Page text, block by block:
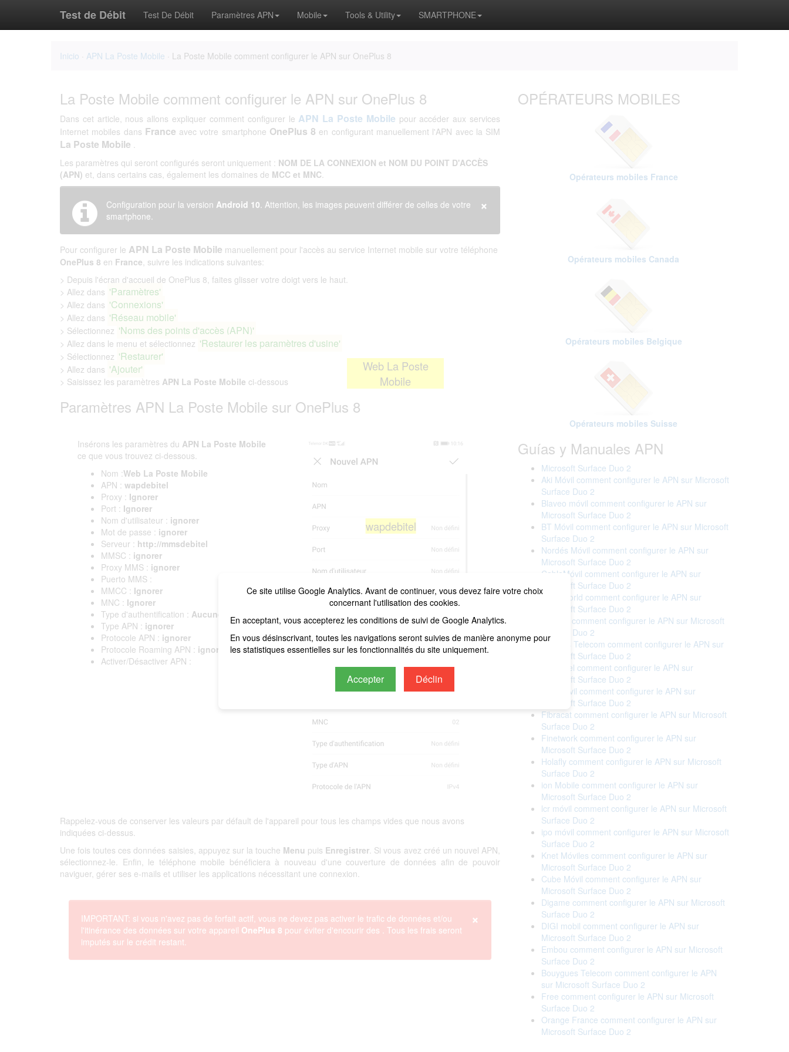
Ce site utilise Google Analytics. Avant de continuer, vous devez faire votre choix
concernant l'utilisation des cookies.
En acceptant, vous accepterez les conditions de suivi de Google Analytics.
En vous désinscrivant, toutes les navigations seront suivies de manière anonyme pour
les statistiques essentielles sur les fonctionnalités du site uniquement.
Accepter Déclin
Test de Débit Test De Débit Paramètres APN Mobile Tools & Utility SMARTPHONE
Inicio APN La Poste Mobile · La Poste Mobile comment configurer le APN sur OnePlus 8
La Poste Mobile comment configurer le APN sur OnePlus 8
Dans cet article, nous allons expliquer comment configurer le APN La Poste Mobile pour accéder aux services
Internet mobiles dans France avec votre smartphone OnePlus 8 en configurant manuellement l'APN avec la SIM
La Poste Mobile .
Les paramètres qui seront configurés seront uniquement : NOM DE LA CONNEXION et NOM DU POINT D'ACCÈS
(APN) et, dans certains cas, également les domaines de MCC et MNC.
×
Configuration pour la version Android 10. Attention, les images peuvent différer de celles de votre
smartphone.
Pour configurer le APN La Poste Mobile manuellement pour l'accès au service Internet mobile sur votre téléphone
OnePlus 8 en France, suivre les indications suivantes:
> Depuis l'écran d'accueil de OnePlus 8, faites glisser votre doigt vers le haut.
> Allez dans 'Paramètres'
> Allez dans 'Connexions'
> Allez dans 'Réseau mobile'
> Sélectionnez 'Noms des points d'accès (APN)'
> Allez dans le menu et sélectionnez 'Restaurer les paramètres d'usine'
> Sélectionnez 'Restaurer'
> Allez dans 'Ajouter'
> Saisissez les paramètres APN La Poste Mobile ci-dessous
Paramètres APN La Poste Mobile sur OnePlus 8
Insérons les paramètres du APN La Poste Mobile
ce que vous trouvez ci-dessous.
Nom :Web La Poste Mobile
APN : wapdebitel
Proxy : Ignorer
Port : Ignorer
Nom d'utilisateur : ignorer
Mot de passe : ignorer
Serveur : http://mmsdebitel
MMSC : ignorer
Proxy MMS : ignorer
Puerto MMS :
MMCC : Ignorer
MNC : Ignorer
Type d'authentification : Aucune
Type APN : ignorer
Protocole APN : ignorer
Protocole Roaming APN : ignorer
Activer/Désactiver APN :
wapdebitel
Web La Poste
Mobile
Rappelez-vous de conserver les valeurs par défault de l'appareil pour tous les champs vides que nous avons
indiquées ci-dessus.
Une fois toutes ces données saisies, appuyez sur la touche Menu puis Enregistrer. Si vous avez créé un nouvel APN,
sélectionnez-le. Enfin, le téléphone mobile bénéficiera à nouveau d'une couverture de données afin de pouvoir
naviguer, gérer ses e-mails et utiliser les applications nécessitant une connexion.
×
IMPORTANT: si vous n'avez pas de forfait actif, vous ne devez pas activer le trafic de données et/ou
l'itinérance des données sur votre appareil OnePlus 8 pour éviter d'encourir des . Tous les frais seront
imputés sur le crédit restant.
OPÉRATEURS MOBILES
Opérateurs mobiles France
Opérateurs mobiles Canada
Opérateurs mobiles Belgique
Opérateurs mobiles Suisse
Guías y Manuales APN
Microsoft Surface Duo 2
Aki Móvil comment configurer le APN sur Microsoft
Surface Duo 2
Blaveo móvil comment configurer le APN sur
Microsoft Surface Duo 2
BT Móvil comment configurer le APN sur Microsoft
Surface Duo 2
Nordés Móvil comment configurer le APN sur
Microsoft Surface Duo 2
CableMóvil comment configurer le APN sur
Microsoft Surface Duo 2
Cableworld comment configurer le APN sur
Microsoft Surface Duo 2
Cellhire comment configurer le APN sur Microsoft
Surface Duo 2
Correos Telecom comment configurer le APN sur
Microsoft Surface Duo 2
Euskaltel comment configurer le APN sur
Microsoft Surface Duo 2
Eva Móvil comment configurer le APN sur
Microsoft Surface Duo 2
Fibracat comment configurer le APN sur Microsoft
Surface Duo 2
Finetwork comment configurer le APN sur
Microsoft Surface Duo 2
Holafly comment configurer le APN sur Microsoft
Surface Duo 2
ion Mobile comment configurer le APN sur
Microsoft Surface Duo 2
lcr móvil comment configurer le APN sur Microsoft
Surface Duo 2
ipo móvil comment configurer le APN sur Microsoft
Surface Duo 2
Knet Móviles comment configurer le APN sur
Microsoft Surface Duo 2
Cube Móvil comment configurer le APN sur
Microsoft Surface Duo 2
Digame comment configurer le APN sur Microsoft
Surface Duo 2
DIGI mobil comment configurer le APN sur
Microsoft Surface Duo 2
Embou comment configurer le APN sur Microsoft
Surface Duo 2
Bouygues Telecom comment configurer le APN
sur Microsoft Surface Duo 2
Free comment configurer le APN sur Microsoft
Surface Duo 2
Orange France comment configurer le APN sur
Microsoft Surface Duo 2